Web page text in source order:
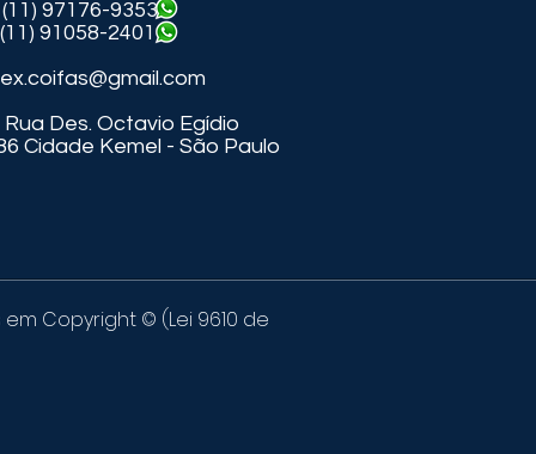
(11) 97176-9353
2401
Rua Des. Octavio Egídio
Cidade Kemel - São Paulo
Copyright © (Lei 9610 de